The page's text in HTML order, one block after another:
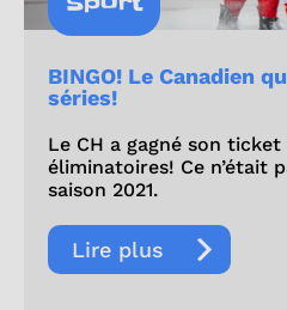
BINGO! Le Canadien
séries!
Le CH a gagné son
éliminatoires! Ce n’était
saison 2021.
Lire plus